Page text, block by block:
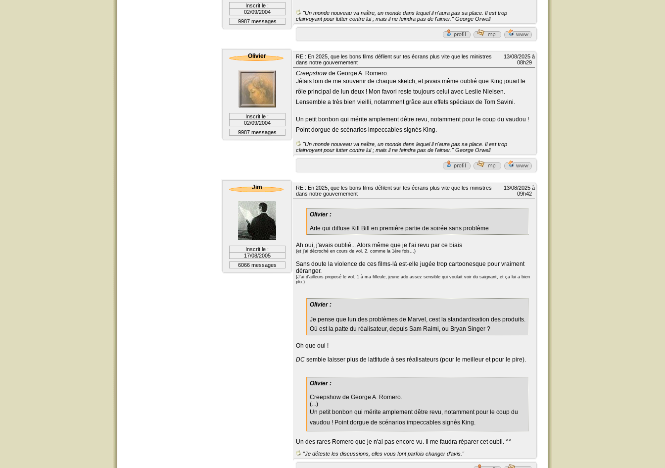
Inscrit le :
02/09/2004
9987 messages
"Un monde nouveau va naître, un monde dans lequel il n'aura pas sa place. Il est trop
clairvoyant pour lutter contre lui ; mais il ne feindra pas de l'aimer." George Orwell
Olivier
Inscrit le :
02/09/2004
9987 messages
RE : En 2025, que les bons films défilent sur tes écrans plus vite que les ministres
dans notre gouvernement
13/08/2025 à
08h29
Creepshowde George A. Romero.
Jétais loin de me souvenir de chaque sketch, et javais même oublié que King jouait le
rôle principal de lun deux ! Mon favori reste toujours celui avec Leslie Nielsen.
Lensemble a très bien vieilli, notamment grâce aux effets spéciaux de Tom Savini.
Un petit bonbon qui mérite amplement dêtre revu, notamment pour le coup du vaudou !
Point dorgue de scénarios impeccables signés King.
"Un monde nouveau va naître, un monde dans lequel il n'aura pas sa place. Il est trop
clairvoyant pour lutter contre lui ; mais il ne feindra pas de l'aimer." George Orwell
Jim
Inscrit le :
17/08/2005
6066 messages
RE : En 2025, que les bons films défilent sur tes écrans plus vite que les ministres
dans notre gouvernement
13/08/2025 à
09h42
Olivier :
Arte qui diffuse Kill Bill en première partie de soirée sans problème
Ah oui, j'avais oublié... Alors même que je l'ai revu par ce biais
(et j'ai décroché en cours de vol. 2, comme la 1ère fois...)
Sans doute la violence de ces films-là est-elle jugée trop cartoonesque pour vraiment
déranger.
(J'ai d'ailleurs proposé le vol. 1 à ma filleule, jeune ado assez sensible qui voulait voir du saignant, et ça lui a bien
plu.)
Olivier :
Je pense que lun des problèmes de Marvel, cest la standardisation des produits.
Où est la patte du réalisateur, depuis Sam Raimi, ou Bryan Singer ?
Oh que oui !
DC semble laisser plus de lattitude à ses réalisateurs (pour le meilleur et pour le pire).
Olivier :
Creepshow de George A. Romero.
(...)
Un petit bonbon qui mérite amplement dêtre revu, notamment pour le coup du
vaudou ! Point dorgue de scénarios impeccables signés King.
Un des rares Romero que je n'ai pas encore vu. Il me faudra réparer cet oubli. ^^
"Je déteste les discussions, elles vous font parfois changer d'avis."